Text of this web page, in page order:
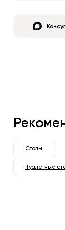
Столы
Туалетные